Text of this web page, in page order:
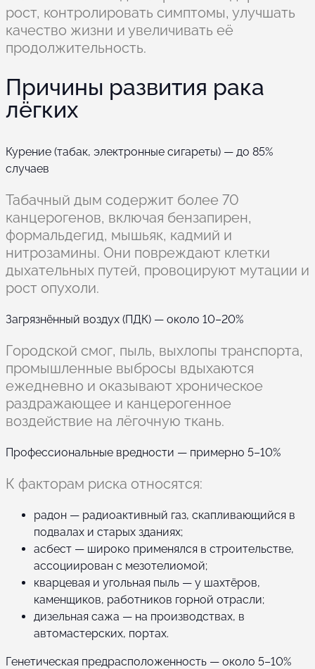
рост, контролировать симптомы, улучшать
качество жизни и увеличивать её
продолжительность.
Причины развития рака
лёгких
Курение (табак, электронные сигареты) — до 85%
случаев
Табачный дым содержит более 70
канцерогенов, включая бензапирен,
формальдегид, мышьяк, кадмий и
нитрозамины. Они повреждают клетки
дыхательных путей, провоцируют мутации и
рост опухоли.
Загрязнённый воздух (ПДК) — около 10–20%
Городской смог, пыль, выхлопы транспорта,
промышленные выбросы вдыхаются
ежедневно и оказывают хроническое
раздражающее и канцерогенное
воздействие на лёгочную ткань.
Профессиональные вредности — примерно 5–10%
К факторам риска относятся:
радон — радиоактивный газ, скапливающийся в
подвалах и старых зданиях;
асбест — широко применялся в строительстве,
ассоциирован с мезотелиомой;
кварцевая и угольная пыль — у шахтёров,
каменщиков, работников горной отрасли;
дизельная сажа — на производствах, в
автомастерских, портах.
Генетическая предрасположенность — около 5–10%